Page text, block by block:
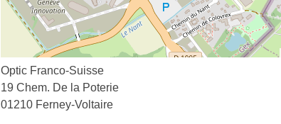
Optic Franco-Suisse
19 Chem. De la Poterie
01210 Ferney-Voltaire